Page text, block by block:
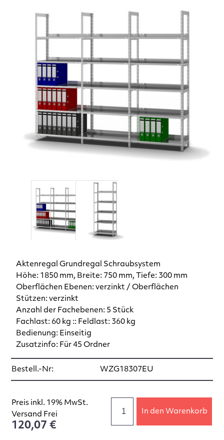
Aktenregal Grundregal Schraubsystem
Höhe: 1850 mm, Breite: 750 mm, Tiefe: 300 mm
Oberflächen Ebenen: verzinkt / Oberflächen
Stützen: verzinkt
Anzahl der Fachebenen: 5 Stück
Fachlast: 60 kg :: Feldlast: 360 kg
Bedienung: Einseitig
Zusatzinfo: Für 45 Ordner
Bestell.-Nr: WZG18307EU
Preis inkl. 19% MwSt.
Versand Frei
120,07 €
In den Warenkorb